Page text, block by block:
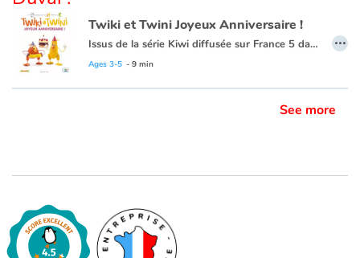
Blog
Learn french with Storyplay'r
Twiki et Twini Joyeux Anniversaire !
Issus de la série Kiwi diffusée sur France 5 dans l’émission Zouzous, ces deux drôles d’oiseaux prennent les tout-petits par la main pour une découverte ludique de l’anglais. Au fil de leurs aventures, l’enfant apprend en douceur ses premiers mots d’anglais. En bonus, la chanson des kiwis et sa version instrumentale.
Ages 3-5 - 9 min
…
See more